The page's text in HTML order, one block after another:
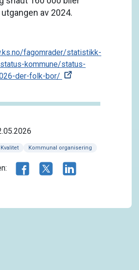
av 2024.
fagomrader/statistikk-
kommune/status-
der-folk-bor/
Kvalitet Kommunal organisering
Del artikkelen på Facebook
Del artikkelen på X.com